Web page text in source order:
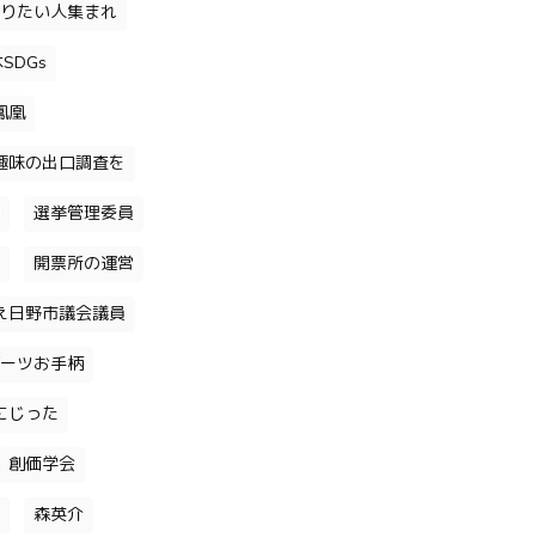
たい人集まれ
凰
味の出口調査を
選挙管理委員
開票所の運営
日野市議会議員
ツお手柄
じった
創価学会
森英介